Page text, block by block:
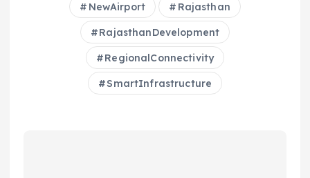
NewAirport Rajasthan
RajasthanDevelopment
RegionalConnectivity
SmartInfrastructure